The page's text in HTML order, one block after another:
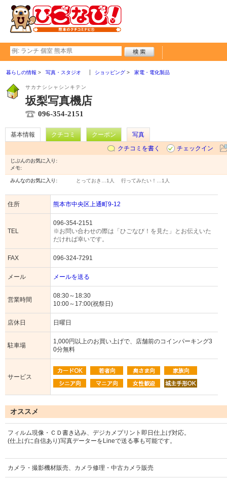
暮らしの情報 写真・スタジオ ショッピング 家電・電化製品
サカナシシャシンキテン
坂梨写真機店
096-354-2151
基本情報 クチコミ クーポン
写真
クチコミを書く
チェックイン
じぶんのお気に入り:
メモ:
みんなのお気に入り: とっておき… 1人 行ってみたい！… 1人
住所 熊本市中央区上通町9-12
TEL
096-354-2151
※お問い合わせの際は「ひごなび！を見た」とお伝えいた
だければ幸いです。
FAX 096-324-7291
メール メールを送る
営業時間
08:30～18:30
10:00～17:00(祝祭日)
店休日 日曜日
駐車場
1,000円以上のお買い上げで、店舗前のコインパーキング3
0分無料
サービス
オススメ
フィルム現像・ＣＤ書き込み、デジカメプリント即日仕上げ対応。
(仕上げに自信あり)写真データーをLineで送る事も可能です。
カメラ・撮影機材販売、カメラ修理・中古カメラ販売